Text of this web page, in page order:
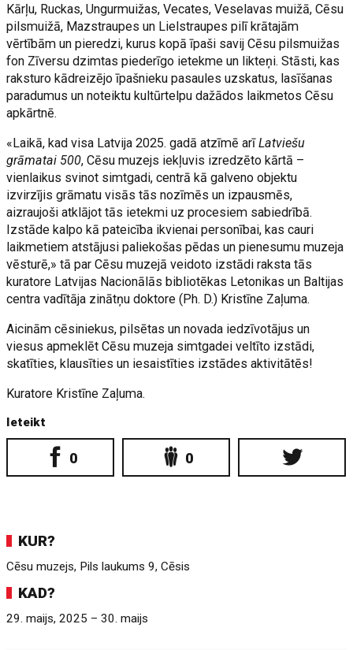
Kārļu, Ruckas, Ungurmuižas, Vecates, Veselavas muižā, Cēsu
pilsmuižā, Mazstraupes un Lielstraupes pilī krātajām
vērtībām un pieredzi, kurus kopā īpaši savij Cēsu pilsmuižas
fon Zīversu dzimtas piederīgo ietekme un likteņi. Stāsti, kas
raksturo kādreizējo īpašnieku pasaules uzskatus, lasīšanas
paradumus un noteiktu kultūrtelpu dažādos laikmetos Cēsu
apkārtnē.
«Laikā, kad visa Latvija 2025. gadā atzīmē arīLatviešu
grāmatai 500, Cēsu muzejs iekļuvis izredzēto kārtā –
vienlaikus svinot simtgadi, centrā kā galveno objektu
izvirzījis grāmatu visās tās nozīmēs un izpausmēs,
aizraujoši atklājot tās ietekmi uz procesiem sabiedrībā.
Izstāde kalpo kā pateicība ikvienai personībai, kas cauri
laikmetiem atstājusi paliekošas pēdas un pienesumu muzeja
vēsturē,» tā par Cēsu muzejā veidoto izstādi raksta tās
kuratore Latvijas Nacionālās bibliotēkas Letonikas un Baltijas
centra vadītāja zinātņu doktore (Ph. D.) Kristīne Zaļuma.
Aicinām cēsiniekus, pilsētas un novada iedzīvotājus un
viesus apmeklēt Cēsu muzeja simtgadei veltīto izstādi,
skatīties, klausīties un iesaistīties izstādes aktivitātēs!
Kuratore Kristīne Zaļuma.
Ieteikt
0 0
KUR?
Cēsu muzejs, Pils laukums 9, Cēsis
KAD?
29. maijs, 2025 – 30. maijs